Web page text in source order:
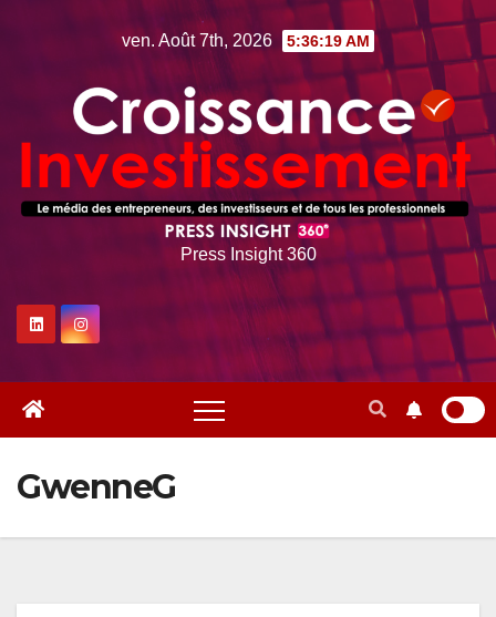
ven. Août 7th, 2026 5:36:19 AM
Press Insight 360
GwenneG